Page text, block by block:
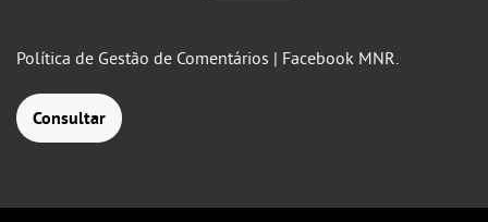
Política de Gestão de Comentários | Facebook MNR.
Consultar